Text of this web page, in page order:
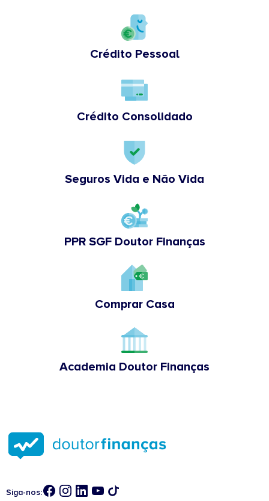
Crédito Pessoal
Crédito Consolidado
Seguros Vida e Não Vida
PPR SGF Doutor Finanças
Comprar Casa
Academia Doutor Finanças
Siga-nos: